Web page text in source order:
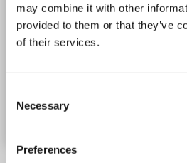
may combine it with other
provided to them or that they’ve
of their services.
Selection
Necessary
Preferences
Datenblatt